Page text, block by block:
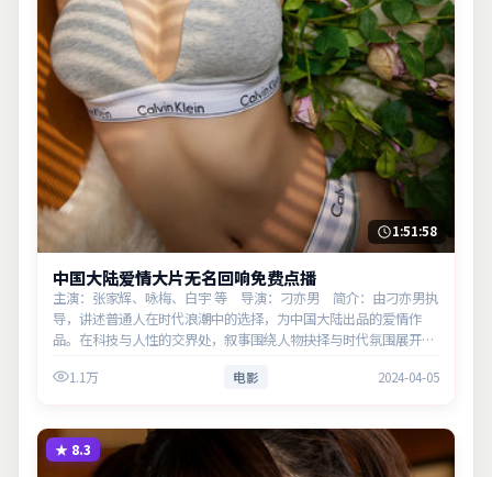
1:51:58
中国大陆爱情大片无名回响免费点播
主演：张家辉、咏梅、白宇 等 导演：刁亦男 简介：由刁亦男执
导，讲述普通人在时代浪潮中的选择，为中国大陆出品的爱情作
品。在科技与人性的交界处，叙事围绕人物抉择与时代氛围展开，
与现实意义…
1.1万 电影 2024-04-05
★ 8.3